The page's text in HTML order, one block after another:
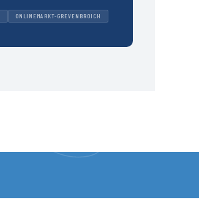
ONLINEMARKT-GREVENBROICH